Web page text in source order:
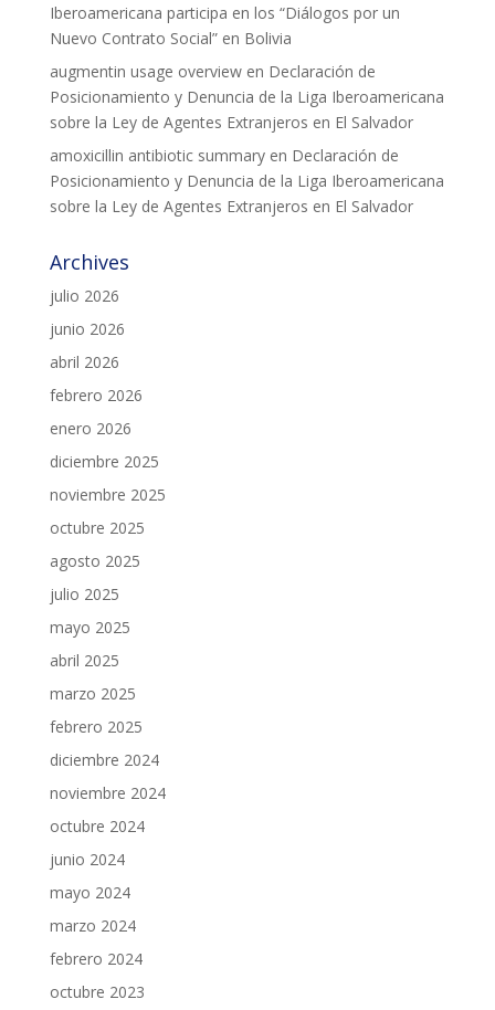
Iberoamericana participa en los “Diálogos por un
Nuevo Contrato Social” en Bolivia
augmentin usage overviewen Declaración de
Posicionamiento y Denuncia de la Liga Iberoamericana
sobre la Ley de Agentes Extranjeros en El Salvador
amoxicillin antibiotic summaryen Declaración de
Posicionamiento y Denuncia de la Liga Iberoamericana
sobre la Ley de Agentes Extranjeros en El Salvador
Archives
julio 2026
junio 2026
abril 2026
febrero 2026
enero 2026
diciembre 2025
noviembre 2025
octubre 2025
agosto 2025
julio 2025
mayo 2025
abril 2025
marzo 2025
febrero 2025
diciembre 2024
noviembre 2024
octubre 2024
junio 2024
mayo 2024
marzo 2024
febrero 2024
octubre 2023